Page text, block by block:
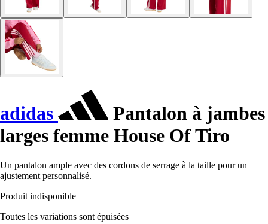
adidas
Pantalon à jambes
larges femme House Of Tiro
Un pantalon ample avec des cordons de serrage à la taille pour un
ajustement personnalisé.
Produit indisponible
Toutes les variations sont épuisées